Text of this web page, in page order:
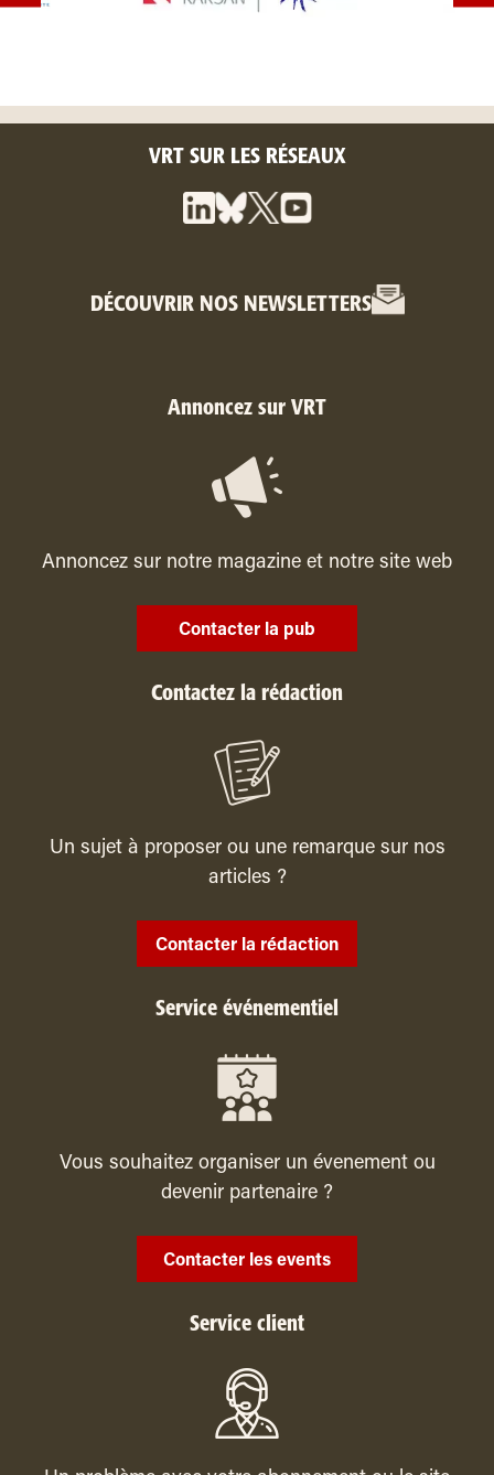
VRT SUR LES RÉSEAUX
DÉCOUVRIR NOS NEWSLETTERS
Annoncez sur VRT
Annoncez sur notre magazine et notre site web
Contacter la pub
Contactez la rédaction
Un sujet à proposer ou une remarque sur nos
articles ?
Contacter la rédaction
Service événementiel
Vous souhaitez organiser un évenement ou
devenir partenaire ?
Contacter les events
Service client